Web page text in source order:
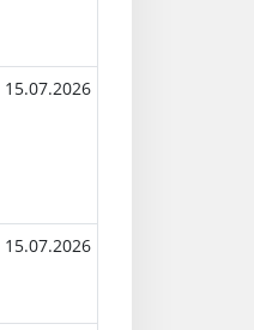
15.07.2026
15.07.2026